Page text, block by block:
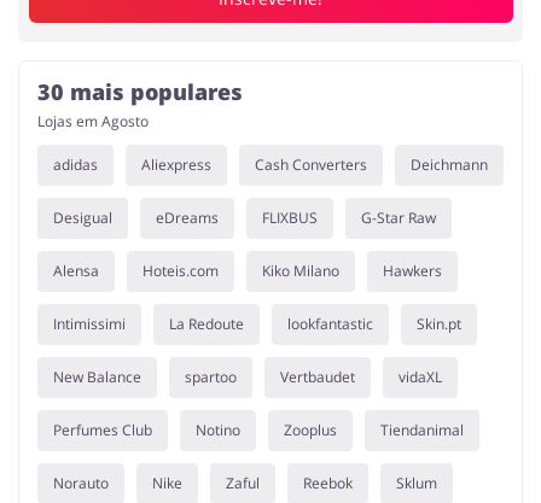
30 mais populares
Lojas em Agosto
adidas Aliexpress Cash Converters Deichmann
Desigual eDreams FLIXBUS G-Star Raw
Alensa Hoteis.com Kiko Milano Hawkers
Intimissimi La Redoute lookfantastic Skin.pt
New Balance spartoo Vertbaudet vidaXL
Perfumes Club Notino Zooplus Tiendanimal
Norauto Nike Zaful Reebok Sklum